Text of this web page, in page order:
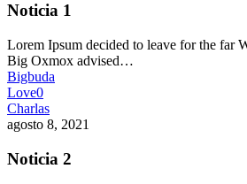
Noticia 1
Lorem Ipsum decided to leave for the far
Big Oxmox advised…
Bigbuda
Love0
Charlas
agosto 8, 2021
Noticia 2